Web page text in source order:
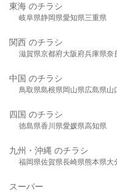
東海 のチラシ
岐阜県静岡県愛知県三重県
関西 のチラシ
滋賀県京都府大阪府兵庫県奈
中国 のチラシ
鳥取県島根県岡山県広島県山
四国 のチラシ
徳島県香川県愛媛県高知県
九州・沖縄 のチラシ
福岡県佐賀県長崎県熊本県大
スーパー